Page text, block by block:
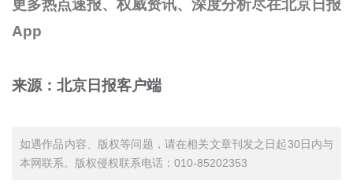
更多热点速报、权威资讯、深度分析尽在北京日报
App
来源：北京日报客户端
如遇作品内容、版权等问题，请在相关文章刊发之日起30日内与
本网联系。版权侵权联系电话：010-85202353